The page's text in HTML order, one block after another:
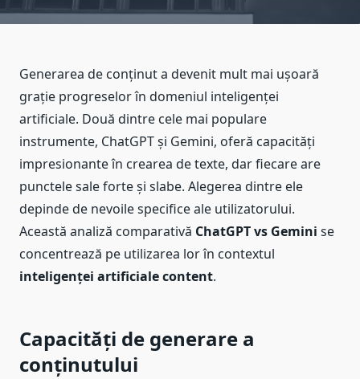
Generarea de conținut a devenit mult mai ușoară
grație progreselor în domeniul inteligenței
artificiale. Două dintre cele mai populare
instrumente, ChatGPT și Gemini, oferă capacități
impresionante în crearea de texte, dar fiecare are
punctele sale forte și slabe. Alegerea dintre ele
depinde de nevoile specifice ale utilizatorului.
Această analiză comparativă ChatGPT vs Gemini se
concentrează pe utilizarea lor în contextul
inteligenței artificiale content.
Capacități de generare a
conținutului